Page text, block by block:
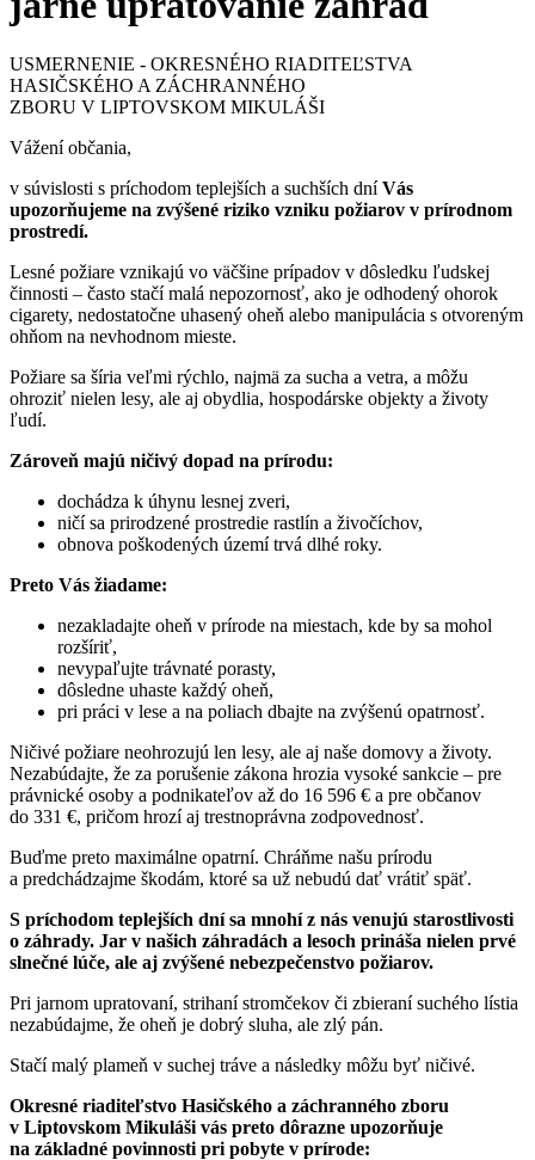
USMERNENIE - OKRESNÉHO RIADITEĽSTVA
HASIČSKÉHO A ZÁCHRANNÉHO
ZBORU V LIPTOVSKOM MIKULÁŠI
Vážení občania,
v súvislosti s príchodom teplejších a suchších dníVás
upozorňujeme na zvýšené riziko vzniku požiarov v prírodnom
prostredí.
Lesné požiare vznikajú vo väčšine prípadov v dôsledku ľudskej
činnosti – často stačí malá nepozornosť, ako je odhodený ohorok
cigarety, nedostatočne uhasený oheň alebo manipulácia s otvoreným
ohňom na nevhodnom mieste.
Požiare sa šíria veľmi rýchlo, najmä za sucha a vetra, a môžu
ohroziť nielen lesy, ale aj obydlia, hospodárske objekty a životy
ľudí.
Zároveň majú ničivý dopad na prírodu:
dochádza k úhynu lesnej zveri,
ničí sa prirodzené prostredie rastlín a živočíchov,
obnova poškodených území trvá dlhé roky.
Preto Vás žiadame:
nezakladajte oheň v prírode na miestach, kde by sa mohol
rozšíriť,
nevypaľujte trávnaté porasty,
dôsledne uhaste každý oheň,
pri práci v lese a na poliach dbajte na zvýšenú opatrnosť.
Ničivé požiare neohrozujú len lesy, ale aj naše domovy a životy.
Nezabúdajte, že za porušenie zákona hrozia vysoké sankcie – pre
právnické osoby a podnikateľov až do 16 596 € a pre občanov
do 331 €, pričom hrozí aj trestnoprávna zodpovednosť.
Buďme preto maximálne opatrní. Chráňme našu prírodu
a predchádzajme škodám, ktoré sa už nebudú dať vrátiť späť.
S príchodom teplejších dní sa mnohí z nás venujú starostlivosti
o záhrady. Jar v našich záhradách a lesoch prináša nielen prvé
slnečné lúče, ale aj zvýšené nebezpečenstvo požiarov.
Pri jarnom upratovaní, strihaní stromčekov či zbieraní suchého lístia
nezabúdajme, že oheň je dobrý sluha, ale zlý pán.
Stačí malý plameň v suchej tráve a následky môžu byť ničivé.
Okresné riaditeľstvo Hasičského a záchranného zboru
v Liptovskom Mikuláši vás preto dôrazne upozorňuje
na základné povinnosti pri pobyte v prírode: